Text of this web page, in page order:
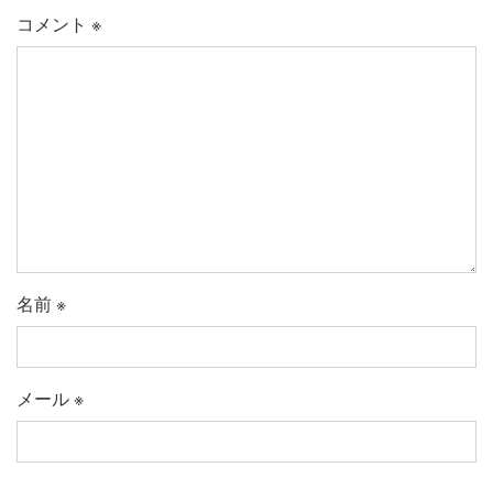
コメント ※
名前※
メール※